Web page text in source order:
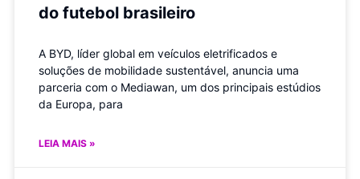
do futebol brasileiro
A BYD, líder global em veículos eletrificados e
soluções de mobilidade sustentável, anuncia uma
parceria com o Mediawan, um dos principais estúdios
da Europa, para
LEIA MAIS »